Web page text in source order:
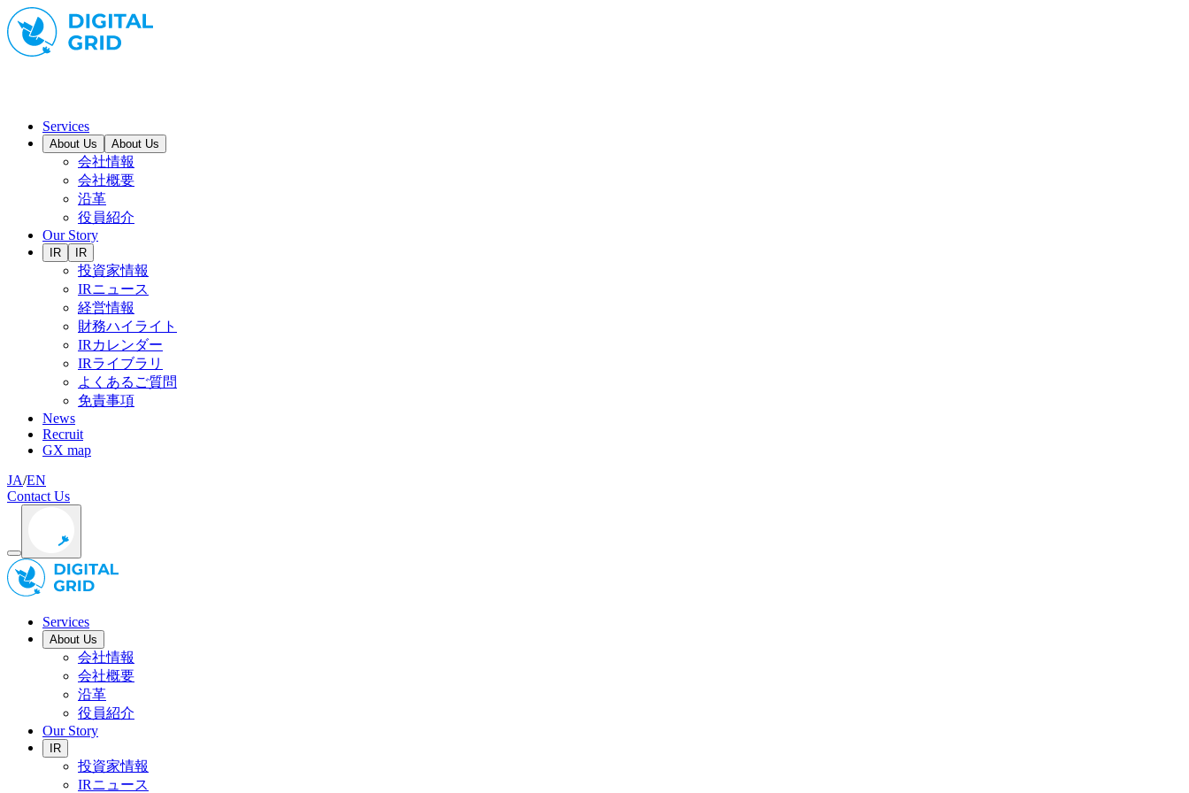
Services
About Us About Us
会社情報
会社概要
沿革
役員紹介
Our Story
IR IR
投資家情報
IRニュース
経営情報
財務ハイライト
IRカレンダー
IRライブラリ
よくあるご質問
免責事項
News
Recruit
GX map
JA/EN
Contact Us
Services
About Us
会社情報
会社概要
沿革
役員紹介
Our Story
IR
投資家情報
IRニュース